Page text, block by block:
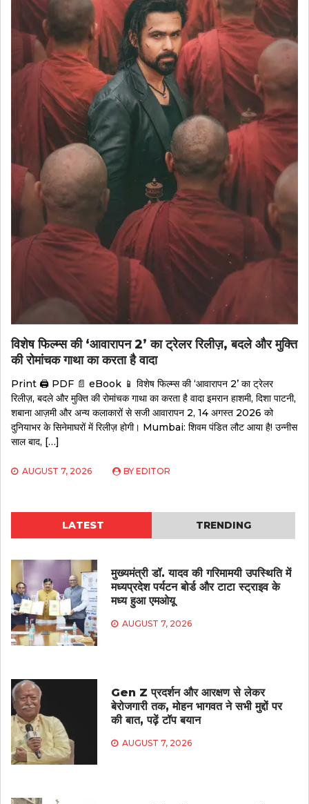
विशेष फिल्म्स की ‘आवारापन 2’ का ट्रेलर रिलीज़, बदले और मुक्ति
की रोमांचक गाथा का करता है वादा
Print 🖨 PDF 📄 eBook 📱 विशेष फिल्म्स की ‘आवारापन 2’ का ट्रेलर
रिलीज़, बदले और मुक्ति की रोमांचक गाथा का करता है वादा इमरान हाशमी, दिशा पाटनी,
शबाना आज़मी और अन्य कलाकारों से सजी आवारापन 2, 14 अगस्त 2026 को
दुनियाभर के सिनेमाघरों में रिलीज़ होगी। Mumbai: शिवम पंडित लौट आया है! उन्नीस
साल बाद, […]
AUGUST 7, 2026 BY EDITOR
LATEST TRENDING
मुख्यमंत्री डॉ. यादव की गरिमामयी उपस्थिति में
मध्यप्रदेश पर्यटन बोर्ड और टाटा स्ट्राइव के
मध्य हुआ एमओयू
AUGUST 7, 2026
Gen Z प्रदर्शन और आरक्षण से लेकर
बेरोजगारी तक, मोहन भागवत ने सभी मुद्दों पर
की बात, पढ़ें टॉप बयान
AUGUST 7, 2026